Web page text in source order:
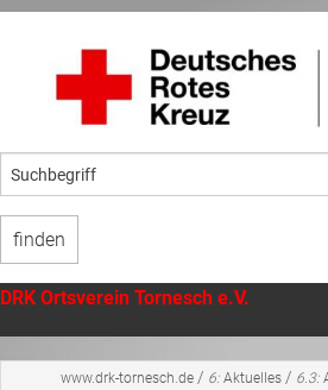
DRK Ortsverein Tornesch e.V.
Startseite
www.drk-tornesch.de / 6: Aktuelles / 6.3: